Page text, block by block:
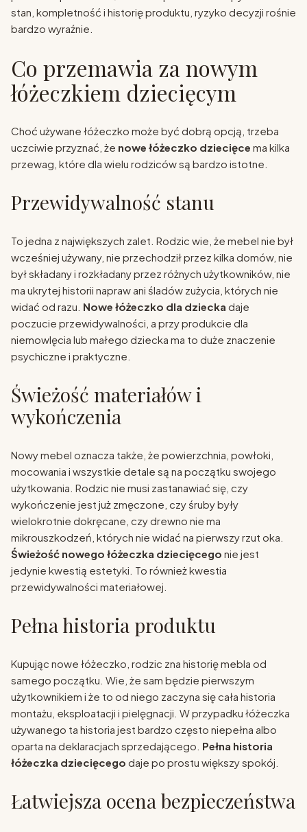
stan, kompletność i historię produktu, ryzyko decyzji rośnie
bardzo wyraźnie.
Co przemawia za nowym
łóżeczkiem dziecięcym
Choć używane łóżeczko może być dobrą opcją, trzeba
uczciwie przyznać, że nowe łóżeczko dziecięce ma kilka
przewag, które dla wielu rodziców są bardzo istotne.
Przewidywalność stanu
To jedna z największych zalet. Rodzic wie, że mebel nie był
wcześniej używany, nie przechodził przez kilka domów, nie
był składany i rozkładany przez różnych użytkowników, nie
ma ukrytej historii napraw ani śladów zużycia, których nie
widać od razu. Nowe łóżeczko dla dziecka daje
poczucie przewidywalności, a przy produkcie dla
niemowlęcia lub małego dziecka ma to duże znaczenie
psychiczne i praktyczne.
Świeżość materiałów i
wykończenia
Nowy mebel oznacza także, że powierzchnia, powłoki,
mocowania i wszystkie detale są na początku swojego
użytkowania. Rodzic nie musi zastanawiać się, czy
wykończenie jest już zmęczone, czy śruby były
wielokrotnie dokręcane, czy drewno nie ma
mikrouszkodzeń, których nie widać na pierwszy rzut oka.
Świeżość nowego łóżeczka dziecięcego nie jest
jedynie kwestią estetyki. To również kwestia
przewidywalności materiałowej.
Pełna historia produktu
Kupując nowe łóżeczko, rodzic zna historię mebla od
samego początku. Wie, że sam będzie pierwszym
użytkownikiem i że to od niego zaczyna się cała historia
montażu, eksploatacji i pielęgnacji. W przypadku łóżeczka
używanego ta historia jest bardzo często niepełna albo
oparta na deklaracjach sprzedającego. Pełna historia
łóżeczka dziecięcego daje po prostu większy spokój.
Łatwiejsza ocena bezpieczeństwa